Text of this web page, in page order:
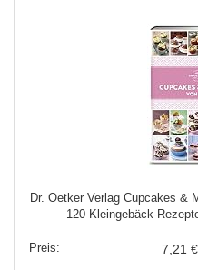
Dr. Oetker Verlag Cupcakes &
120 Kleingebäck-
7,21 €